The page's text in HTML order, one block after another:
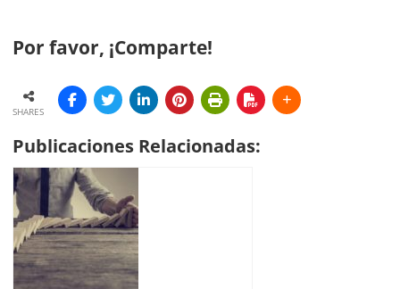
Por favor, ¡Comparte!
SHARES
Publicaciones Relacionadas: